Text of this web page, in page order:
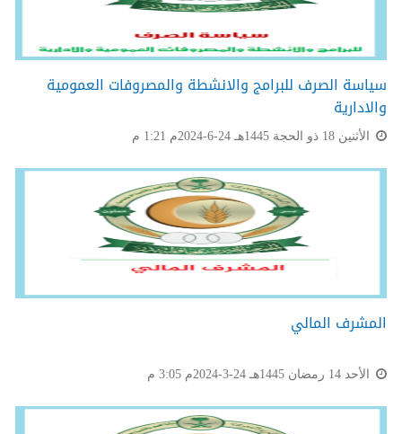
سياسة الصرف للبرامج والانشطة والمصروفات العمومية
والادارية
الأثنين 18 ذو الحجة 1445هـ 24-6-2024م 1:21 م
المشرف المالي
الأحد 14 رمضان 1445هـ 24-3-2024م 3:05 م